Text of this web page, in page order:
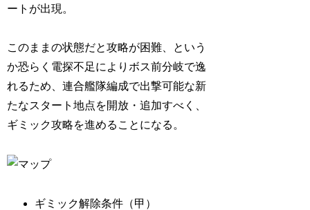
ートが出現。
このままの状態だと攻略が困難、という
か恐らく電探不足によりボス前分岐で逸
れるため、連合艦隊編成で出撃可能な新
たなスタート地点を開放・追加すべく、
ギミック攻略を進めることになる。
ギミック解除条件（甲）